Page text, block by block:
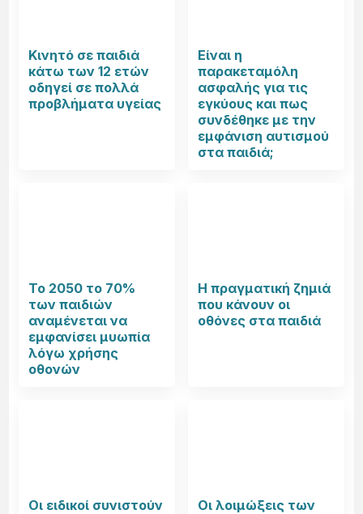
Κινητό σε παιδιά
κάτω των 12 ετών
οδηγεί σε πολλά
προβλήματα υγείας
Είναι η
παρακεταμόλη
ασφαλής για τις
εγκύους και πως
συνδέθηκε με την
εμφάνιση αυτισμού
στα παιδιά;
Το 2050 το 70%
των παιδιών
αναμένεται να
εμφανίσει μυωπία
λόγω χρήσης
οθονών
Η πραγματική ζημιά
που κάνουν οι
οθόνες στα παιδιά
Οι ειδικοί συνιστούν
Οι λοιμώξεις των